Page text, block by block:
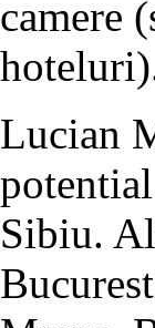
camere
Lucian
Sibiu.